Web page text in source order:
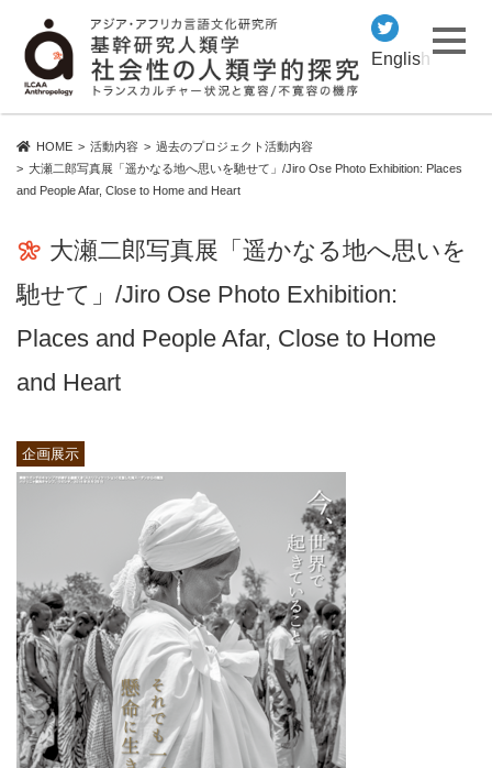
English
HOME 活動内容
過去のプロジェクト活動内容
大瀬二郎写真展「遥かなる地へ思いを馳せて」/Jiro Ose Photo Exhibition: Places
and People Afar, Close to Home and Heart
大瀬二郎写真展「遥かなる地へ思いを
馳せて」/Jiro Ose Photo Exhibition:
Places and People Afar, Close to Home
and Heart
企画展示